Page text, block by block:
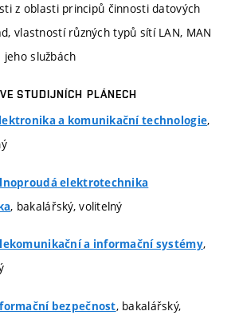
z oblasti principů činnosti datových
vlastností různých typů sítí LAN, MAN
službách
STUDIJNÍCH PLÁNECH
a komunikační technologie,
elektrotechnika
, bakalářský, volitelný
a informační systémy,
bezpečnost, bakalářský,